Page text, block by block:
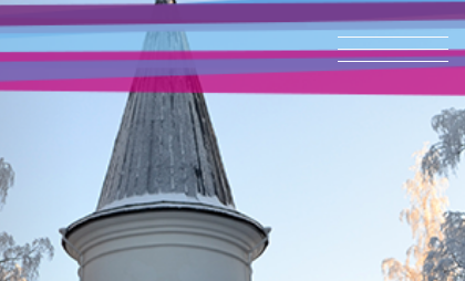
INFO@SKOR.FI
TIETOSUOJASELOSTE
Etusivu
Konsertit